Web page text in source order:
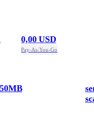
0,00 USD
Pay-As-You-Go